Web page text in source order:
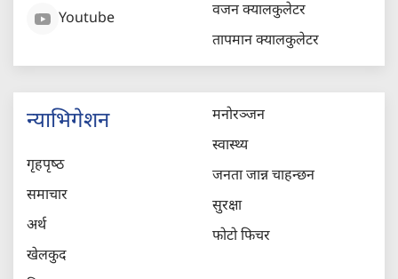
Youtube
वजन क्यालकुलेटर
तापमान क्यालकुलेटर
न्याभिगेशन
गृहपृष्‍ठ
समाचार
अर्थ
खेलकुद
मनोरञ्जन
स्वास्थ्य
जनता जान्न चाहन्छन
सुरक्षा
फोटो फिचर